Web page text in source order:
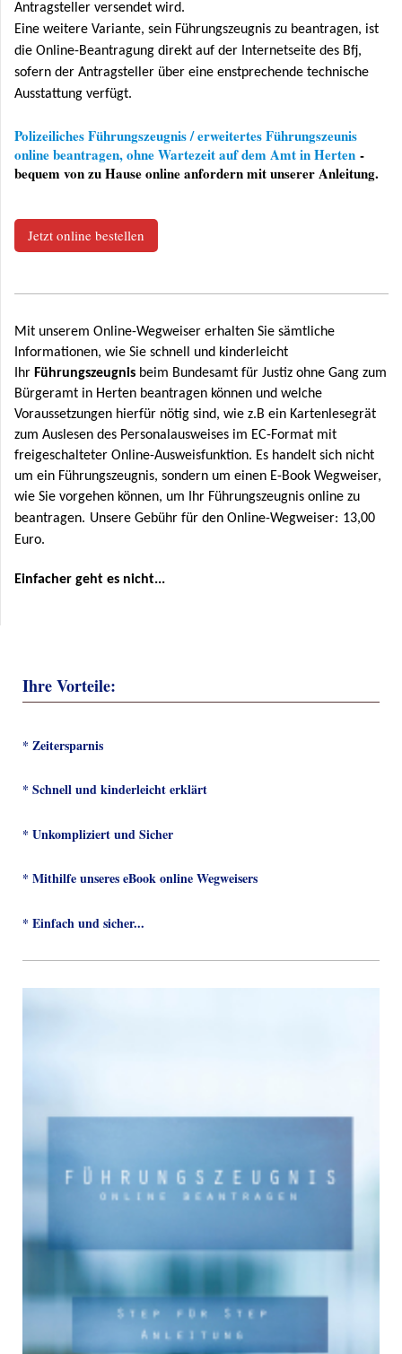
Antragsteller versendet wird.
Eine weitere Variante, sein Führungszeugnis zu beantragen, ist
die Online-Beantragung direkt auf der Internetseite des Bfj,
sofern der Antragsteller über eine enstprechende technische
Ausstattung verfügt.
Polizeiliches Führungszeugnis / erweitertes Führungszeunis
online beantragen, ohne Wartezeit auf dem Amt in Herten -
bequem von zu Hause online anfordern mit unserer Anleitung.
Jetzt online bestellen
Mit unserem Online-Wegweiser erhalten Sie sämtliche
Informationen, wie Sie schnell und kinderleicht
Ihr Führungszeugnis beim Bundesamt für Justiz ohne Gang zum
Bürgeramt in Herten beantragen können und welche
Voraussetzungen hierfür nötig sind, wie z.B ein Kartenlesegrät
zum Auslesen des Personalausweises im EC-Format mit
freigeschalteter Online-Ausweisfunktion. Es handelt sich nicht
um ein Führungszeugnis, sondern um einen E-Book Wegweiser,
wie Sie vorgehen können, um Ihr Führungszeugnis online zu
beantragen. Unsere Gebühr für den Online-Wegweiser: 13,00
Euro.
Einfacher geht es nicht...
Ihre Vorteile:
* Zeitersparnis
* Schnell und kinderleicht erklärt
* Unkompliziert und Sicher
* Mithilfe unseres eBook online Wegweisers
* Einfach und sicher...